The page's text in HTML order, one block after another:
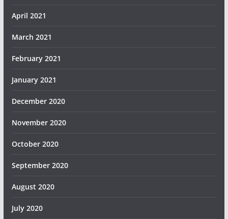
April 2021
March 2021
February 2021
January 2021
December 2020
November 2020
October 2020
September 2020
August 2020
July 2020